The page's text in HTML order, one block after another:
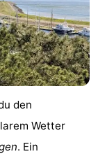
den
Wetter
. Ein